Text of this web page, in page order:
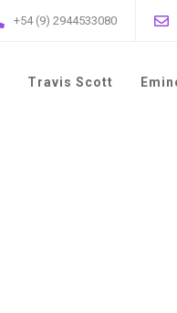
+54 (9) 2944533080
Travis Scott